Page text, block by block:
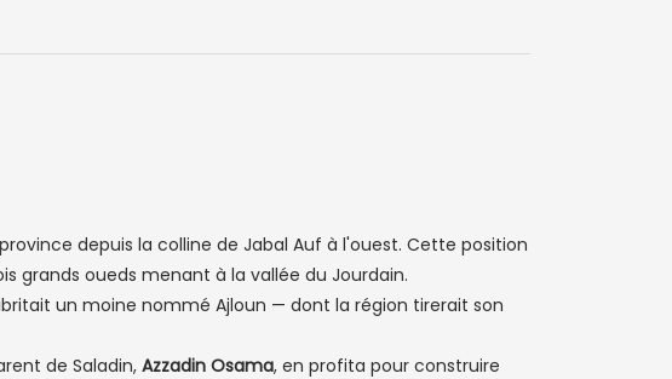
depuis la colline de Jabal Auf à l'ouest. Cette position
grands oueds menant à la vallée du Jourdain.
un moine nommé Ajloun — dont la région tirerait son
de Saladin, Azzadin Osama, en profita pour construire